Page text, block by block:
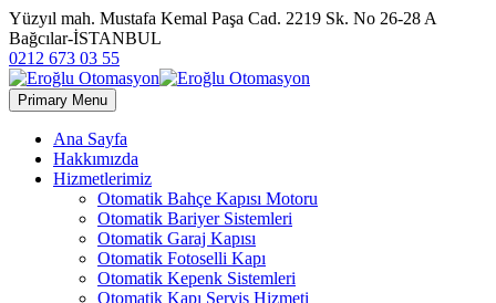
Yüzyıl mah. Mustafa Kemal Paşa Cad. 2219 Sk. No 26-28 A
Bağcılar-İSTANBUL
0212 673 03 55
Primary Menu
Ana Sayfa
Hakkımızda
Hizmetlerimiz
Otomatik Bahçe Kapısı Motoru
Otomatik Bariyer Sistemleri
Otomatik Garaj Kapısı
Otomatik Fotoselli Kapı
Otomatik Kepenk Sistemleri
Otomatik Kapı Servis Hizmeti